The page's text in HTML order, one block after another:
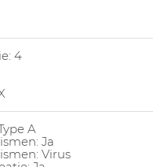
4
A
Ja
Virus